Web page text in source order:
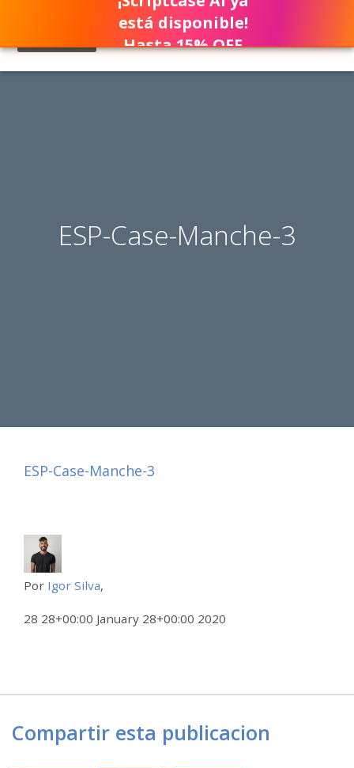
ESP-Case-Manche-3
ESP-Case-Manche-3
Por Igor Silva,
28 28+00:00 January 28+00:00 2020
Compartir esta publicacion
está disponible!
Hasta 15% OFF